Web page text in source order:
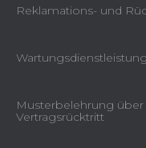
Reklamations- und
Musterbelehrung
Vertragsrücktritt